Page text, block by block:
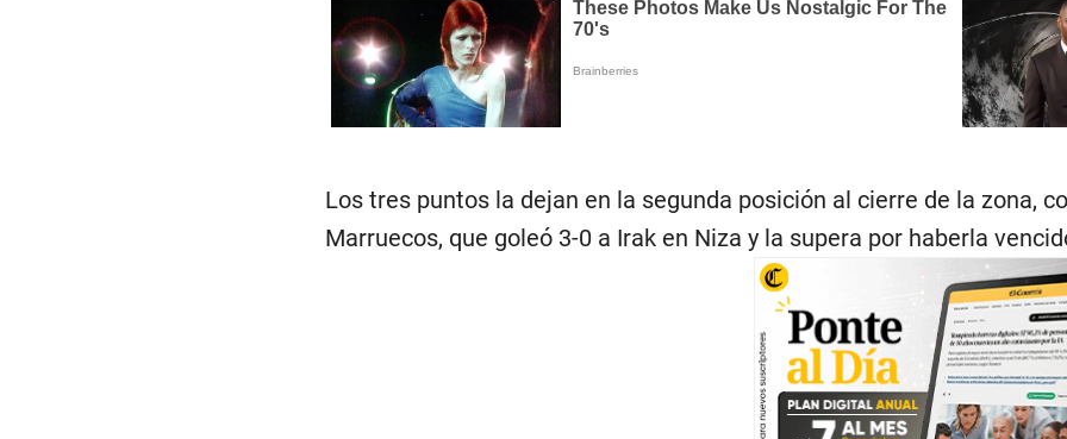
Los tres puntos la dejan en la segunda posición al cierre de la zona,
Marruecos, que goleó 3-0 a Irak en Niza y la supera por haberla